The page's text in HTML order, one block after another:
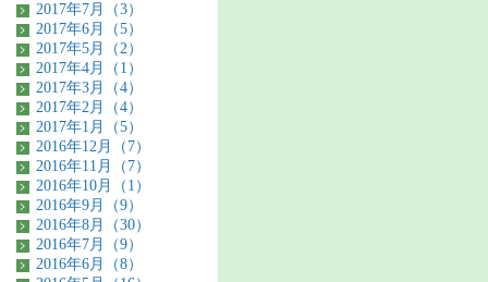
2017年7月（3）
2017年6月（5）
2017年5月（2）
2017年4月（1）
2017年3月（4）
2017年2月（4）
2017年1月（5）
2016年12月（7）
2016年11月（7）
2016年10月（1）
2016年9月（9）
2016年8月（30）
2016年7月（9）
2016年6月（8）